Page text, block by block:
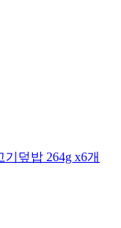
덮밥 264g x6개